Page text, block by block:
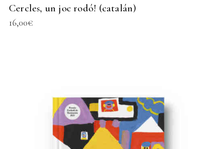
Cercles, un joc rodó! (catalán)
16,00€